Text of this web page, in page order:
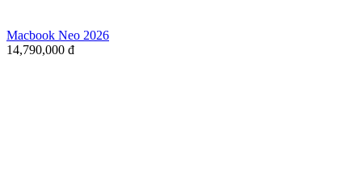
Macbook Neo 2026
14,790,000 đ